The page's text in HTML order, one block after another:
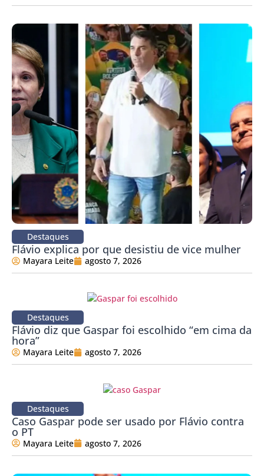
Destaques
Flávio explica por que desistiu de vice mulher
Mayara Leite agosto 7, 2026
Destaques
Flávio diz que Gaspar foi escolhido “em cima da
hora”
Mayara Leite agosto 7, 2026
Destaques
Caso Gaspar pode ser usado por Flávio contra
o PT
Mayara Leite agosto 7, 2026